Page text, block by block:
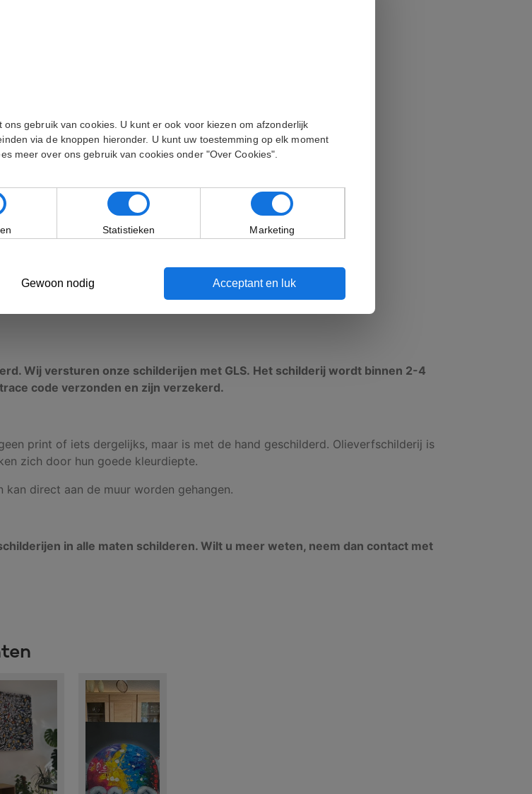
in de tweede helft van augustus.
Speak
frame gewikkeld)
Wij versturen onze schilderijen met GLS. Het schilderij wordt binnen 2-4
code verzonden en zijn verzekerd.
print of iets dergelijks, maar is met de hand geschilderd. Olieverfschilderij is
zich door hun goede kleurdiepte.
direct aan de muur worden gehangen.
in alle maten schilderen. Wilt u meer weten, neem dan contact met
gebruik van cookies. U kunt er ook voor kiezen om afzonderlijk
via de knoppen hieronder. U kunt uw toestemming op elk moment
meer over ons gebruik van cookies onder "Over Cookies".
Statistieken Marketing
Gewoon nodig Acceptant en luk